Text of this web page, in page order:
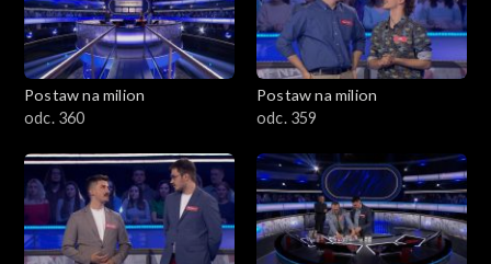
Postaw na milion
odc. 360
Postaw na milion
odc. 359